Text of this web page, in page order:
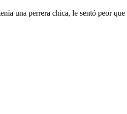
una perrera chica, le sentó peor que